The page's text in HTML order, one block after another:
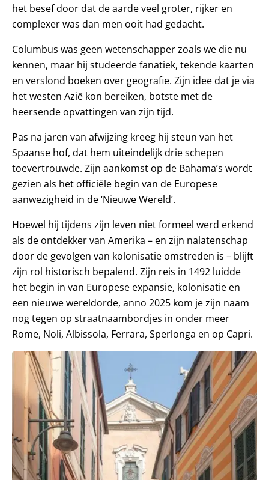
het besef door dat de aarde veel groter, rijker en
complexer was dan men ooit had gedacht.
Columbus was geen wetenschapper zoals we die nu
kennen, maar hij studeerde fanatiek, tekende kaarten
en verslond boeken over geografie. Zijn idee dat je via
het westen Azië kon bereiken, botste met de
heersende opvattingen van zijn tijd.
Pas na jaren van afwijzing kreeg hij steun van het
Spaanse hof, dat hem uiteindelijk drie schepen
toevertrouwde. Zijn aankomst op de Bahama’s wordt
gezien als het officiële begin van de Europese
aanwezigheid in de ‘Nieuwe Wereld’.
Hoewel hij tijdens zijn leven niet formeel werd erkend
als de ontdekker van Amerika – en zijn nalatenschap
door de gevolgen van kolonisatie omstreden is – blijft
zijn rol historisch bepalend. Zijn reis in 1492 luidde
het begin in van Europese expansie, kolonisatie en
een nieuwe wereldorde, anno 2025 kom je zijn naam
nog tegen op straatnaambordjes in onder meer
Rome, Noli, Albissola, Ferrara, Sperlonga en op Capri.